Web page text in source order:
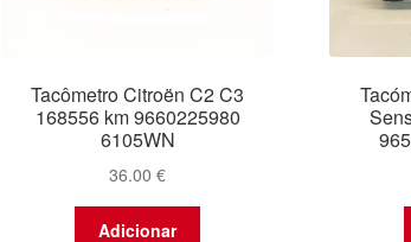
Tacômetro Citroën C2 C3
168556 km 9660225980
6105WN
36.00€
Adicionar